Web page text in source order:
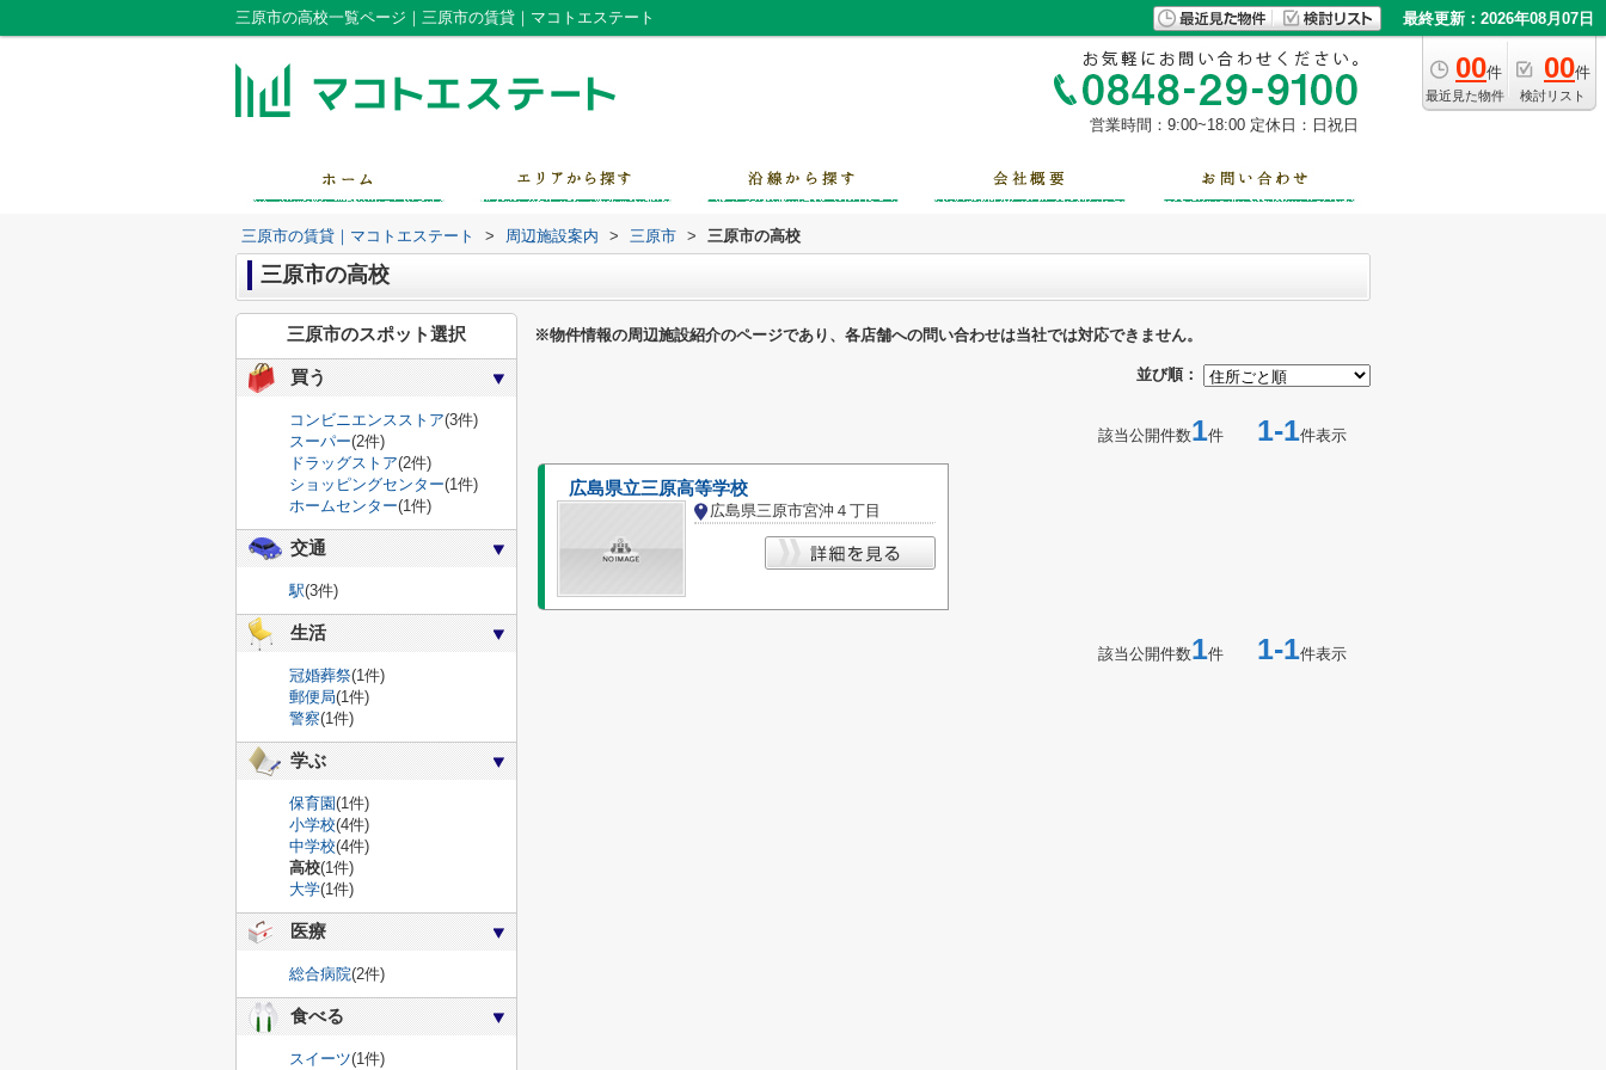
三原市の高校一覧ページ｜三原市の賃貸｜マコトエステート 最終更新：2026年08月07日
00件
最近見た物件
00件
検討リスト
営業時間：9:00~18:00 定休日：日祝日
三原市の賃貸｜マコトエステート > 周辺施設案内 > 三原市 > 三原市の高校
三原市の高校
※物件情報の周辺施設紹介のページであり、各店舗への問い合わせは当社では対応できません。
並び順：
該当公開件数1件 1-1件表示
広島県立三原高等学校
広島県三原市宮沖４丁目
該当公開件数1件 1-1件表示
三原市のスポット選択
買う
コンビニエンスストア(3件)
スーパー(2件)
ドラッグストア(2件)
ショッピングセンター(1件)
ホームセンター(1件)
交通
駅(3件)
生活
冠婚葬祭(1件)
郵便局(1件)
警察(1件)
学ぶ
保育園(1件)
小学校(4件)
中学校(4件)
高校(1件)
大学(1件)
医療
総合病院(2件)
食べる
スイーツ(1件)